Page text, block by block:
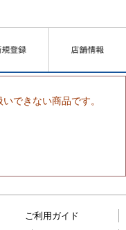
できない商品です。
ご利用ガイド